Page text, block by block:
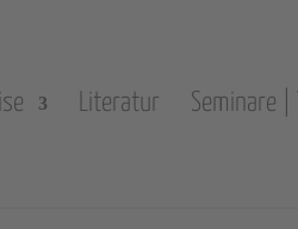
Literatur Seminare |